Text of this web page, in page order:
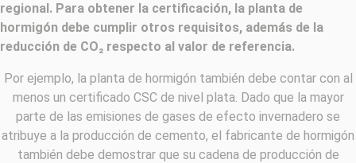
regional. Para obtener la certificación, la planta de
hormigón debe cumplir otros requisitos, además de la
reducción de CO₂ respecto al valor de referencia.
Por ejemplo, la planta de hormigón también debe contar con al
menos un certificado CSC de nivel plata. Dado que la mayor
parte de las emisiones de gases de efecto invernadero se
atribuye a la producción de cemento, el fabricante de hormigón
también debe demostrar que su cadena de producción de